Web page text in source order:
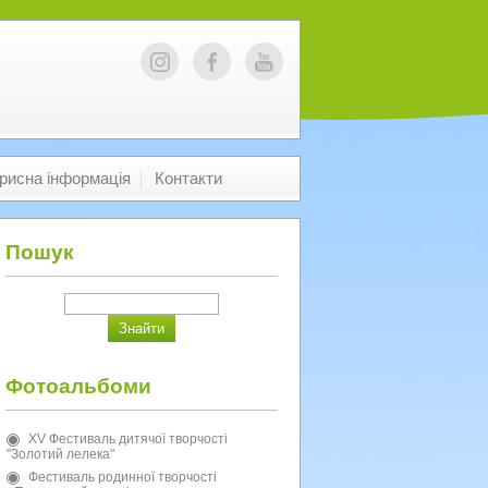
інформація Контакти
Пошук
Фотоальбоми
XV Фестиваль дитячої творчості
"Золотий лелека"
Фестиваль родинної творчості